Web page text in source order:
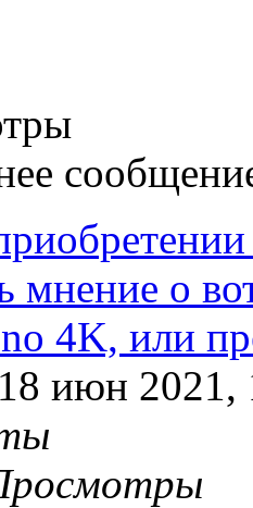
мнение о
4K, или
18 июн 2021,